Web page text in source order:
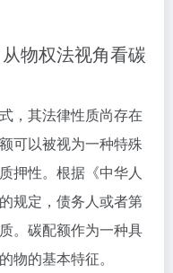
物权法视角看碳
，其法律性质尚存在
可以被视为一种特殊
押性。根据《中华人
规定，债务人或者第
。碳配额作为一种具
物的基本特征。